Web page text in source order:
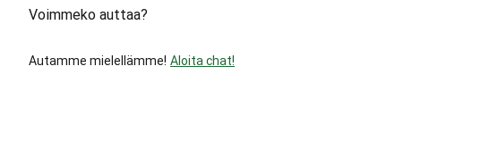
Voimmeko auttaa?
Autamme mielellämme! Aloita chat!